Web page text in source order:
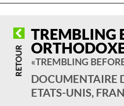
TREMBLING
« TREMBLING
DOCUMENTAIRE
ETATS-UNIS,